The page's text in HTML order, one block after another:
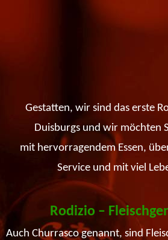
Gestatten, wir sind das erste
Duisburgs und wir möchten
mit hervorragendem Essen,
Service und mit viel
Rodizio –
Auch Churrasco genannt, sind